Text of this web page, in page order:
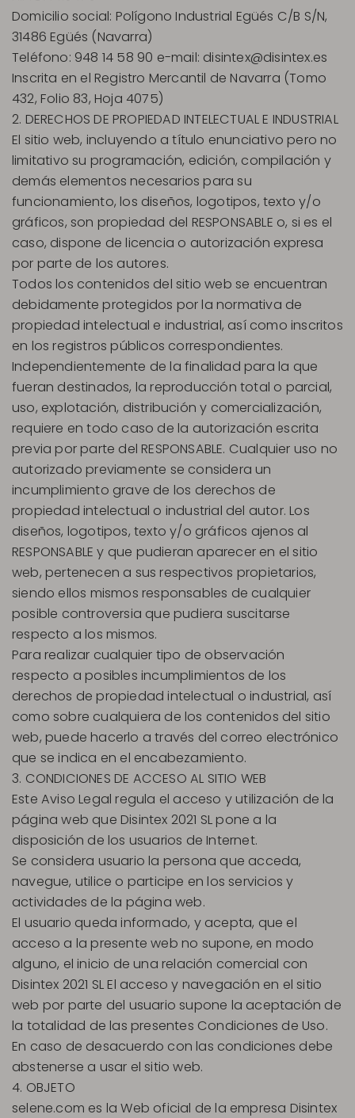
Domicilio social: Polígono Industrial Egüés C/B S/N,
31486 Egüés (Navarra)
Teléfono: 948 14 58 90 e-mail: disintex@disintex.es
Inscrita en el Registro Mercantil de Navarra (Tomo
432, Folio 83, Hoja 4075)
2. DERECHOS DE PROPIEDAD INTELECTUAL E INDUSTRIAL
El sitio web, incluyendo a título enunciativo pero no
limitativo su programación, edición, compilación y
demás elementos necesarios para su
funcionamiento, los diseños, logotipos, texto y/o
gráficos, son propiedad del RESPONSABLE o, si es el
caso, dispone de licencia o autorización expresa
por parte de los autores.
Todos los contenidos del sitio web se encuentran
debidamente protegidos por la normativa de
propiedad intelectual e industrial, así como inscritos
en los registros públicos correspondientes.
Independientemente de la finalidad para la que
fueran destinados, la reproducción total o parcial,
uso, explotación, distribución y comercialización,
requiere en todo caso de la autorización escrita
previa por parte del RESPONSABLE. Cualquier uso no
autorizado previamente se considera un
incumplimiento grave de los derechos de
propiedad intelectual o industrial del autor. Los
diseños, logotipos, texto y/o gráficos ajenos al
RESPONSABLE y que pudieran aparecer en el sitio
web, pertenecen a sus respectivos propietarios,
siendo ellos mismos responsables de cualquier
posible controversia que pudiera suscitarse
respecto a los mismos.
Para realizar cualquier tipo de observación
respecto a posibles incumplimientos de los
derechos de propiedad intelectual o industrial, así
como sobre cualquiera de los contenidos del sitio
web, puede hacerlo a través del correo electrónico
que se indica en el encabezamiento.
3. CONDICIONES DE ACCESO AL SITIO WEB
Este Aviso Legal regula el acceso y utilización de la
página web que Disintex 2021 SL pone a la
disposición de los usuarios de Internet.
Se considera usuario la persona que acceda,
navegue, utilice o participe en los servicios y
actividades de la página web.
El usuario queda informado, y acepta, que el
acceso a la presente web no supone, en modo
alguno, el inicio de una relación comercial con
Disintex 2021 SL El acceso y navegación en el sitio
web por parte del usuario supone la aceptación de
la totalidad de las presentes Condiciones de Uso.
En caso de desacuerdo con las condiciones debe
abstenerse a usar el sitio web.
4. OBJETO
selene.com es la Web oficial de la empresa Disintex